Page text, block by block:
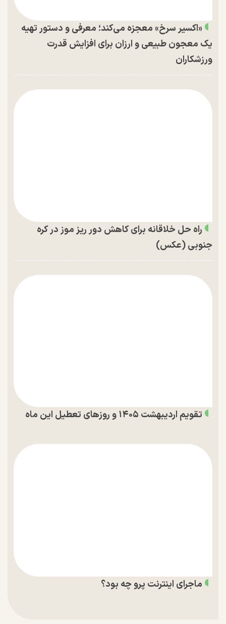
«اکسیر سرخ» معجزه می‌کند؛ معرفی و دستور تهیه
یک معجون طبیعی و ارزان برای افزایش قدرت
ورزشکاران
راه حل خلاقانه برای کاهش دور ریز موز در کره
جنوبی (عکس)
تقویم اردیبهشت ۱۴۰۵ و روز‌های تعطیل این ماه
ماجرای اینترنت پرو چه بود؟